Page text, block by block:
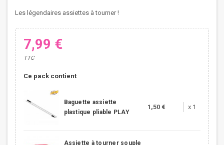
Les légendaires assiettes à tourner !
7,99 €
TTC
Ce pack contient
Baguette assiette
plastique pliable PLAY
1,50 € x 1
Assiette à tourner souple